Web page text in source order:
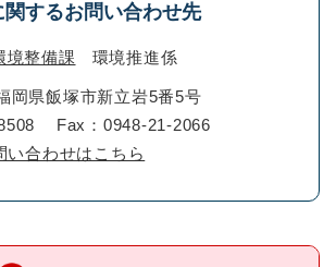
関するお問い合わせ先
境整備課 環境推進係
岡県飯塚市新立岩5番5号
Fax：0948-21-2066
い合わせはこちら